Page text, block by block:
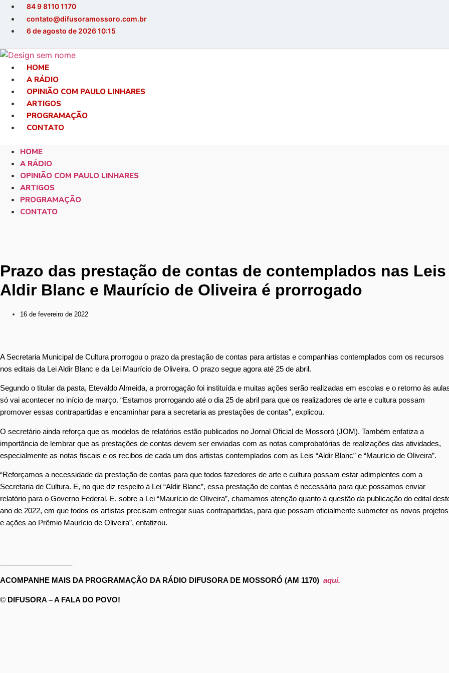
para
84 9 8110 1170
contato@difusoramossoro.com.br
6 de agosto de 2026 10:15
HOME
A RÁDIO
OPINIÃO COM PAULO LINHARES
ARTIGOS
PROGRAMAÇÃO
CONTATO
HOME
A RÁDIO
OPINIÃO COM PAULO LINHARES
ARTIGOS
PROGRAMAÇÃO
CONTATO
Prazo das prestação de contas de contemplados nas Leis
Aldir Blanc e Maurício de Oliveira é prorrogado
16 de fevereiro de 2022
A Secretaria Municipal de Cultura prorrogou o prazo da prestação de contas para artistas e companhias contemplados com os recursos
nos editais da Lei Aldir Blanc e da Lei Maurício de Oliveira. O prazo segue agora até 25 de abril.
Segundo o titular da pasta, Etevaldo Almeida, a prorrogação foi instituída e muitas ações serão realizadas em escolas e o retorno às
só vai acontecer no início de março. “Estamos prorrogando até o dia 25 de abril para que os realizadores de arte e cultura possam
promover essas contrapartidas e encaminhar para a secretaria as prestações de contas”, explicou.
O secretário ainda reforça que os modelos de relatórios estão publicados no Jornal Oficial de Mossoró (JOM). Também enfatiza a
importância de lembrar que as prestações de contas devem ser enviadas com as notas comprobatórias de realizações das atividades,
especialmente as notas fiscais e os recibos de cada um dos artistas contemplados com as Leis “Aldir Blanc” e “Maurício de Oliveira”.
“Reforçamos a necessidade da prestação de contas para que todos fazedores de arte e cultura possam estar adimplentes com a
Secretaria de Cultura. E, no que diz respeito à Lei “Aldir Blanc”, essa prestação de contas é necessária para que possamos enviar
relatório para o Governo Federal. E, sobre a Lei “Maurício de Oliveira”, chamamos atenção quanto à questão da publicação do edital
ano de 2022, em que todos os artistas precisam entregar suas contrapartidas, para que possam oficialmente submeter os novos projetos
e ações ao Prêmio Maurício de Oliveira”, enfatizou.
ACOMPANHE MAIS DA PROGRAMAÇÃO DA RÁDIO DIFUSORA DE MOSSORÓ (AM 1170) aqui.
© DIFUSORA – A FALA DO POVO!